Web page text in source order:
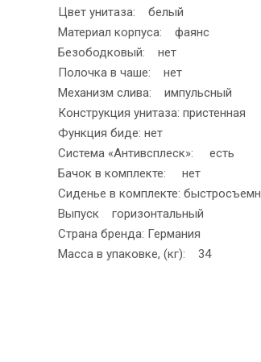
Цвет унитаза: белый
Материал корпуса: фаянс
Безободковый: нет
Полочка в чаше: нет
Механизм слива: импульсный
Конструкция унитаза: пристенная
Функция биде: нет
Система «Антивсплеск»: есть
Бачок в комплекте: нет
Сиденье в комплекте:
Выпуск горизонтальный
Страна бренда: Германия
Масса в упаковке, (кг): 34